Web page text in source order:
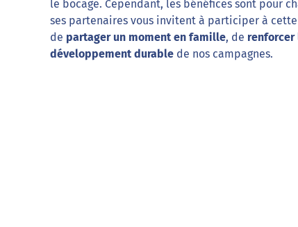
le bocage. Cependant, les bénéfices sont pour
ses partenaires vous invitent à participer à
de partager un moment en famille, de
développement durable de nos campagnes.